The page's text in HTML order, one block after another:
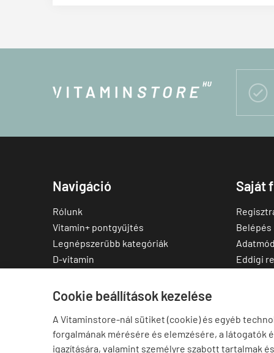
Cookie beállítások kezelése
A Vitaminstore-nál sütiket (cookie) és egyéb
forgalmának mérésére és elemzésére, a látogatók
igazítására, valamint személyre szabott tartalmak

Navigáció
Rólunk
Vitamin+ pontgyűjtés
Legnépszerűbb kategóriák
D-vitamin
Multivitamin
Cink
Omega-3
Saját
Belépés
Eddigi